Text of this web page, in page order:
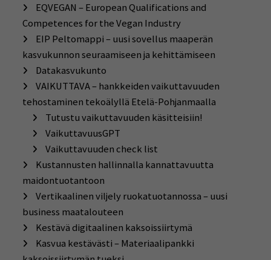
EQVEGAN – European Qualifications and
Competences for the Vegan Industry
EIP Peltomappi – uusi sovellus maaperän
kasvukunnon seuraamiseen ja kehittämiseen
Datakasvukunto
VAIKUTTAVA – hankkeiden vaikuttavuuden
tehostaminen tekoälyllä Etelä-Pohjanmaalla
Tutustu vaikuttavuuden käsitteisiin!
VaikuttavuusGPT
Vaikuttavuuden check list
Kustannusten hallinnalla kannattavuutta
maidontuotantoon
Vertikaalinen viljely ruokatuotannossa – uusi
business maatalouteen
Kestävä digitaalinen kaksoissiirtymä
Kasvua kestävästi – Materiaalipankki